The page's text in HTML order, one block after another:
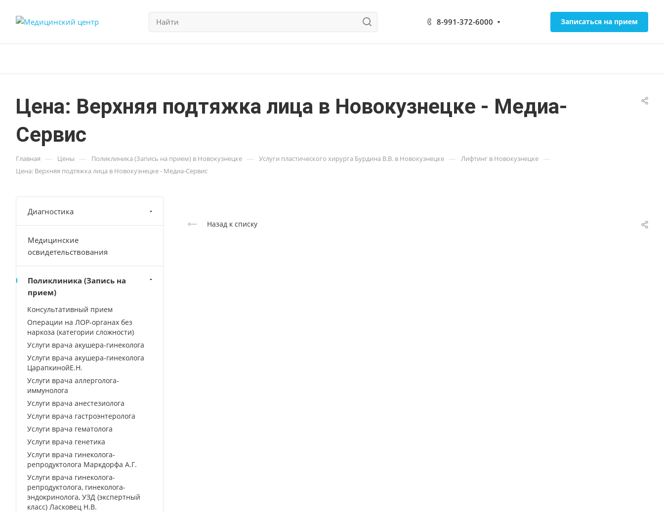
8-991-372-6000 Записаться на прием
Цена: Верхняя подтяжка лица в Новокузнецке - Медиа-
Сервис
Главная — Цены — Поликлиника (Запись на прием) в Новокузнецке — Услуги пластического хирурга Бурдина В.В. в Новокузнецке — Лифтинг в Новокузнецке —
Цена: Верхняя подтяжка лица в Новокузнецке - Медиа-Сервис
Назад к списку
Диагностика
Медицинские
освидетельствования
Поликлиника (Запись на
прием)
Консультативный прием
Операции на ЛОР-органах без
наркоза (категории сложности)
Услуги врача акушера-гинеколога
Услуги врача акушера-гинеколога
ЦарапкинойЕ.Н.
Услуги врача аллерголога-
иммунолога
Услуги врача анестезиолога
Услуги врача гастроэнтеролога
Услуги врача гематолога
Услуги врача генетика
Услуги врача гинеколога-
репродуктолога Маркдорфа А.Г.
Услуги врача гинеколога-
репродуктолога, гинеколога-
эндокринолога, УЗД (экспертный
класс) Ласковец Н.В.